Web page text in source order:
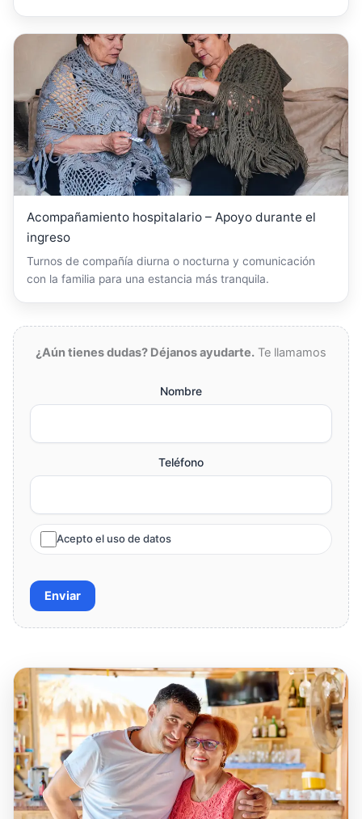
Acompañamiento hospitalario – Apoyo durante el
ingreso
Turnos de compañía diurna o nocturna y comunicación
con la familia para una estancia más tranquila.
¿Aún tienes dudas? Déjanos ayudarte. Te llamamos
Nombre
Teléfono
Acepto el uso de datos
Enviar